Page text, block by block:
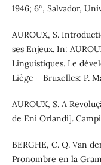
1946; 6ª, Salvador,
AUROUX, S.
ses Enjeux. In:
Linguistiques. Le
Liège – Bruxelles: P.
AUROUX, S. A
de Eni Orlandi].
BERGHE, C. Q. Van
Pronombre en la